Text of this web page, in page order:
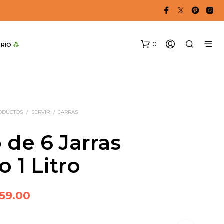
0
/ SERVIR / JARRAS
6 Jarras
1 Litro